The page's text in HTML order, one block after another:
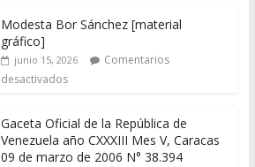
Modesta Bor Sánchez [material
gráfico]
junio 15, 2026
Comentarios
desactivados
Gaceta Oficial de la República de
Venezuela año CXXXIII Mes V, Caracas
09 de marzo de 2006 N° 38.394